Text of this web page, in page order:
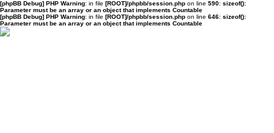
[phpBB Debug] PHP Warning: in file [ROOT]/phpbb/session.php on line 590: sizeof():
Parameter must be an array or an object that implements Countable
[phpBB Debug] PHP Warning: in file [ROOT]/phpbb/session.php on line 646: sizeof():
Parameter must be an array or an object that implements Countable